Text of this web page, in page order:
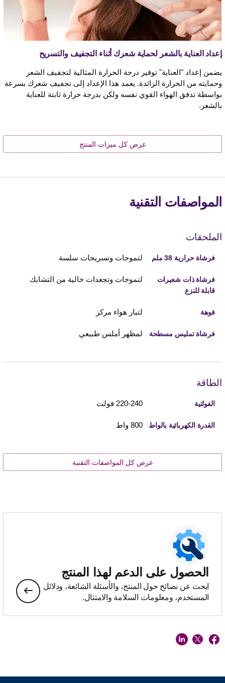
إعداد العناية بالشعر لحماية شعرك أثناء التجفيف والتسريح
يضمن إعداد "العناية" توفير درجة الحرارة المثالية لتجفيف الشعر
وحمايته من الحرارة الزائدة. يعمد هذا الإعداد إلى تجفيف شعرك بسرعة
بواسطة تدفق الهواء القوي نفسه ولكن بدرجة حرارة ثابتة للعناية
بالشعر.
عرض كل ميزات المنتج
المواصفات التقنية
الملحقات
فرشاة حرارية 38 ملم لتموجات وتسريحات سلسة
فرشاة ذات شعيرات
قابلة للنزع
لتموجات وتجعدات خالية من التشابك
فوهة لتيار هواء مركز
فرشاة تمليس مسطحة لمظهر أملس طبيعي
الطاقة
الفولتية 220-240 فولت
القدرة الكهربائية بالواط 800 واط
عرض كل المواصفات التقنية
الحصول على الدعم لهذا المنتج
ابحث عن نصائح حول المنتج، والأسئلة الشائعة، ودلائل
المستخدم، ومعلومات السلامة والامتثال.